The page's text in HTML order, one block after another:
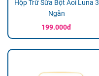
Hộp Trữ Sữa Bột Aoi Luna 3
Ngăn
199.000đ